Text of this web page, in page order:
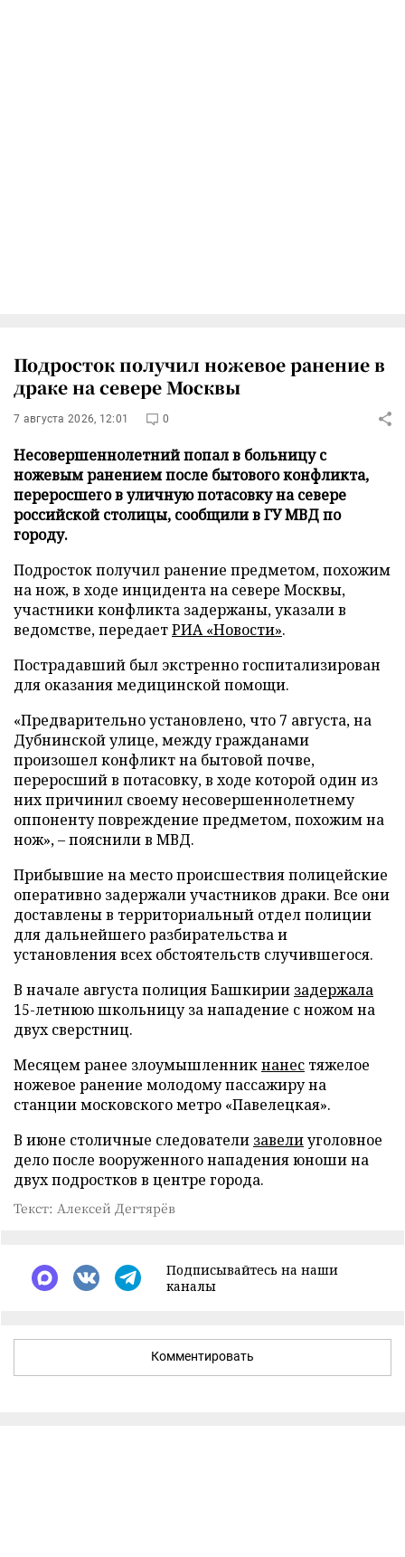
Подросток получил ножевое ранение в
драке на севере Москвы
7 августа 2026, 12:01 0
Несовершеннолетний попал в больницу с
ножевым ранением после бытового конфликта,
переросшего в уличную потасовку на севере
российской столицы, сообщили в ГУ МВД по
городу.
Подросток получил ранение предметом, похожим
на нож, в ходе инцидента на севере Москвы,
участники конфликта задержаны, указали в
ведомстве, передаетРИА «Новости».
Пострадавший был экстренно госпитализирован
для оказания медицинской помощи.
«Предварительно установлено, что 7 августа, на
Дубнинской улице, между гражданами
произошел конфликт на бытовой почве,
переросший в потасовку, в ходе которой один из
них причинил своему несовершеннолетнему
оппоненту повреждение предметом, похожим на
нож», – пояснили в МВД.
Прибывшие на место происшествия полицейские
оперативно задержали участников драки. Все они
доставлены в территориальный отдел полиции
для дальнейшего разбирательства и
установления всех обстоятельств случившегося.
В начале августа полиция Башкирии задержала
15-летнюю школьницу за нападение с ножом на
двух сверстниц.
Месяцем ранее злоумышленникнанес тяжелое
ножевое ранение молодому пассажиру на
станции московского метро «Павелецкая».
В июне столичные следователи завелиуголовное
дело после вооруженного нападения юноши на
двух подростков в центре города.
Текст: Алексей Дегтярёв
Подписывайтесь на наши
каналы
Комментировать